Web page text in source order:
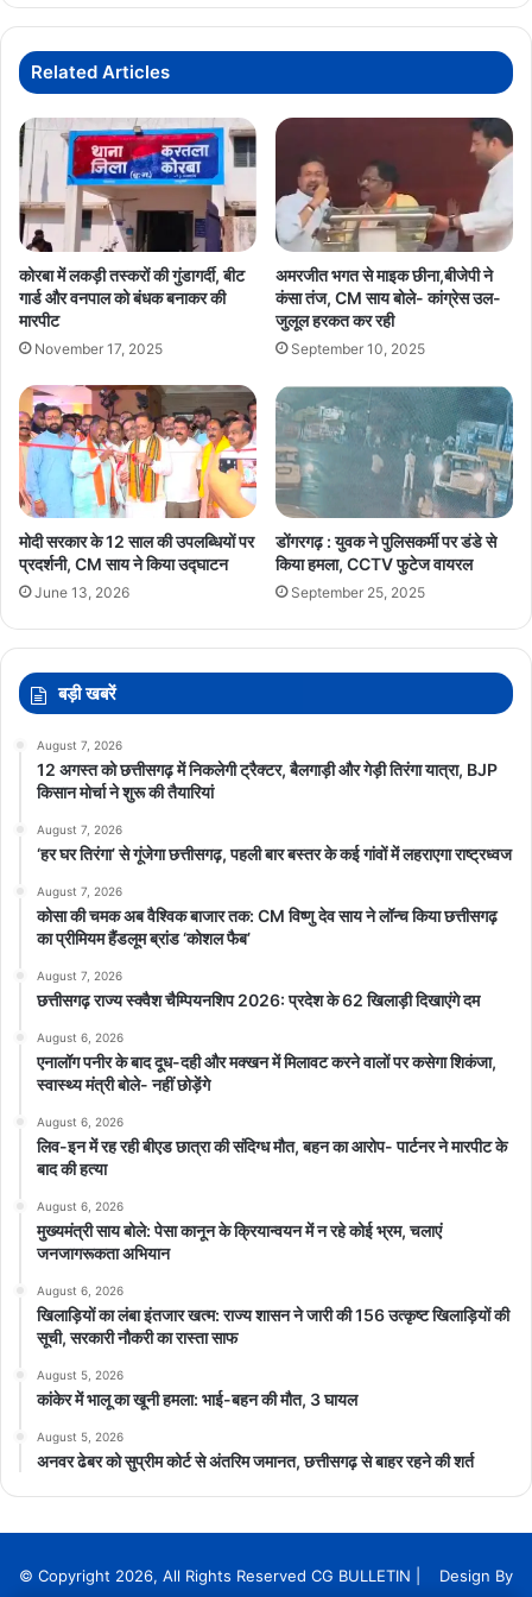
Related Articles
कोरबा में लकड़ी तस्करों की गुंडागर्दी, बीट
गार्ड और वनपाल को बंधक बनाकर की
मारपीट
November 17, 2025
अमरजीत भगत से माइक छीना,बीजेपी ने
कंसा तंज, CM साय बोले- कांग्रेस उल-
जुलूल हरकत कर रही
September 10, 2025
मोदी सरकार के 12 साल की उपलब्धियों पर
प्रदर्शनी, CM साय ने किया उद्घाटन
June 13, 2026
डोंगरगढ़ : युवक ने पुलिसकर्मी पर डंडे से
किया हमला, CCTV फुटेज वायरल
September 25, 2025
बड़ी खबरें
August 7, 2026
12 अगस्त को छत्तीसगढ़ में निकलेगी ट्रैक्टर, बैलगाड़ी और गेड़ी तिरंगा यात्रा, BJP
किसान मोर्चा ने शुरू की तैयारियां
August 7, 2026
‘हर घर तिरंगा’ से गूंजेगा छत्तीसगढ़, पहली बार बस्तर के कई गांवों में लहराएगा राष्ट्रध्वज
August 7, 2026
कोसा की चमक अब वैश्विक बाजार तक: CM विष्णु देव साय ने लॉन्च किया छत्तीसगढ़
का प्रीमियम हैंडलूम ब्रांड ‘कोशल फैब’
August 7, 2026
छत्तीसगढ़ राज्य स्क्वैश चैम्पियनशिप 2026: प्रदेश के 62 खिलाड़ी दिखाएंगे दम
August 6, 2026
एनालॉग पनीर के बाद दूध-दही और मक्खन में मिलावट करने वालों पर कसेगा शिकंजा,
स्वास्थ्य मंत्री बोले- नहीं छोड़ेंगे
August 6, 2026
लिव-इन में रह रही बीएड छात्रा की संदिग्ध मौत, बहन का आरोप- पार्टनर ने मारपीट के
बाद की हत्या
August 6, 2026
मुख्यमंत्री साय बोले: पेसा कानून के क्रियान्वयन में न रहे कोई भ्रम, चलाएं
जनजागरूकता अभियान
August 6, 2026
खिलाड़ियों का लंबा इंतजार खत्म: राज्य शासन ने जारी की 156 उत्कृष्ट खिलाड़ियों की
सूची, सरकारी नौकरी का रास्ता साफ
August 5, 2026
कांकेर में भालू का खूनी हमला: भाई-बहन की मौत, 3 घायल
August 5, 2026
अनवर ढेबर को सुप्रीम कोर्ट से अंतरिम जमानत, छत्तीसगढ़ से बाहर रहने की शर्त
© Copyright 2026, All Rights Reserved CG BULLETIN | Design By